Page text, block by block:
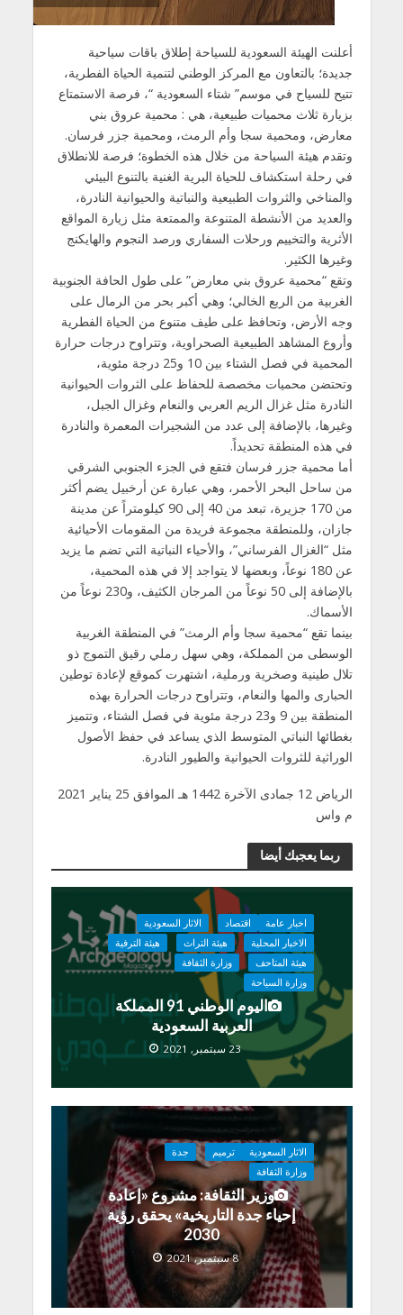
أعلنت الهيئة السعودية للسياحة إطلاق باقات سياحية
جديدة؛ بالتعاون مع المركز الوطني لتنمية الحياة الفطرية،
تتيح للسياح في موسم” شتاء السعودية “، فرصة الاستمتاع
بزيارة ثلاث محميات طبيعية، هي : محمية عروق بني
معارض، ومحمية سجا وأم الرمث، ومحمية جزر فرسان.
وتقدم هيئة السياحة من خلال هذه الخطوة؛ فرصة للانطلاق
في رحلة استكشاف للحياة البرية الغنية بالتنوع البيئي
والمناخي والثروات الطبيعية والنباتية والحيوانية النادرة،
والعديد من الأنشطة المتنوعة والممتعة مثل زيارة المواقع
الأثرية والتخييم ورحلات السفاري ورصد النجوم والهايكنج
وغيرها الكثير.
وتقع “محمية عروق بني معارض” على طول الحافة الجنوبية
الغربية من الربع الخالي؛ وهي أكبر بحر من الرمال على
وجه الأرض، وتحافظ على طيف متنوع من الحياة الفطرية
وأروع المشاهد الطبيعية الصحراوية، وتتراوح درجات حرارة
المحمية في فصل الشتاء بين 10 و25 درجة مئوية،
وتحتضن محميات مخصصة للحفاظ على الثروات الحيوانية
النادرة مثل غزال الريم العربي والنعام وغزال الجبل،
وغيرها، بالإضافة إلى عدد من الشجيرات المعمرة والنادرة
في هذه المنطقة تحديداً.
أما محمية جزر فرسان فتقع في الجزء الجنوبي الشرقي
من ساحل البحر الأحمر، وهي عبارة عن أرخبيل يضم أكثر
من 170 جزيرة، تبعد من 40 إلى 90 كيلومتراً عن مدينة
جازان، وللمنطقة مجموعة فريدة من المقومات الأحيائية
مثل “الغزال الفرساني”، والأحياء النباتية التي تضم ما يزيد
عن 180 نوعاً، وبعضها لا يتواجد إلا في هذه المحمية،
بالإضافة إلى 50 نوعاً من المرجان الكثيف، و230 نوعاً من
الأسماك.
بينما تقع “محمية سجا وأم الرمث” في المنطقة الغربية
الوسطى من المملكة، وهي سهل رملي رقيق التموج ذو
تلال طينية وصخرية ورملية، اشتهرت كموقع لإعادة توطين
الحبارى والمها والنعام، وتتراوح درجات الحرارة بهذه
المنطقة بين 9 و23 درجة مئوية في فصل الشتاء، وتتميز
بغطائها النباتي المتوسط الذي يساعد في حفظ الأصول
الوراثية للثروات الحيوانية والطيور النادرة.
الرياض 12 جمادى الآخرة 1442 هـ الموافق 25 يناير 2021
م واس
ربما يعجبك أيضا
اخبار عامة اقتصاد
الاثار السعودية
الاخبار المحلية
هيئة التراث
هيئة الترفية
هيئة المتاحف
وزارة الثقافة
وزارة السياحة
اليوم الوطني 91 المملكة
العربية السعودية
23 سبتمبر, 2021
الاثار السعودية ترميم
جدة
وزارة الثقافة
وزير الثقافة: مشروع «إعادة
إحياء جدة التاريخية» يحقق رؤية
2030
8 سبتمبر, 2021